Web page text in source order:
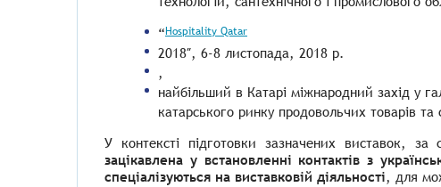
“Hospitality Qatar
2018″, 6-8 листопада, 2018 р.
,
найбільший в Катарі міжнародний захід у
катарського ринку продовольчих товарів
У контексті підготовки зазначених виставок, за
зацікавлена у встановленні контактів з
спеціалізуються на виставковій діяльності, для